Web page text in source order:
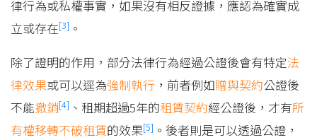
律行為或私權事實，如果沒有相反證據，應認為確實成
立或存在[3] 。
除了證明的作用，部分法律行為經過公證後會有特定法
律效果或可以逕為強制執行 ，前者例如贈與契約公證後
不能撤銷[4] 、租期超過5年的租賃契約經公證後，才有所
有權移轉不破租賃的效果[5] 。後者則是可以透過公證，